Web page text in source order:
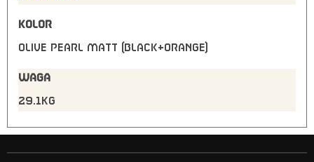
KOLOR
OLIVE PEARL MATT (BLACK+ORANGE)
WAGA
29.1kg